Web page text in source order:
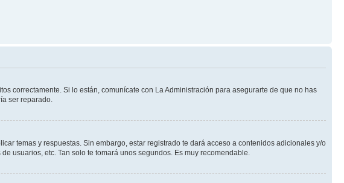
correctamente. Si lo están, comunícate con La Administración para asegurarte de que no has
ser reparado.
temas y respuestas. Sin embargo, estar registrado te dará acceso a contenidos adicionales y/o
usuarios, etc. Tan solo te tomará unos segundos. Es muy recomendable.